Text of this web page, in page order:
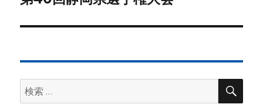
ー
ン
投
検
索:
検